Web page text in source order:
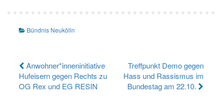
Bündnis Neukölln
Beitragsnavigation
Anwohner*inneninitiative
Hufeisern gegen Rechts zu
OG Rex und EG RESIN
Treffpunkt Demo gegen
Hass und Rassismus im
Bundestag am 22.10.